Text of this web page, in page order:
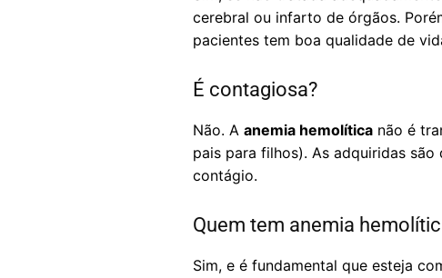
cerebral ou infarto de órgãos.
pacientes tem boa qualidade de
É contagiosa?
Não. A anemia hemolítica não é
pais para filhos). As adquiridas
contágio.
Quem tem anemia
Sim, e é fundamental que esteja